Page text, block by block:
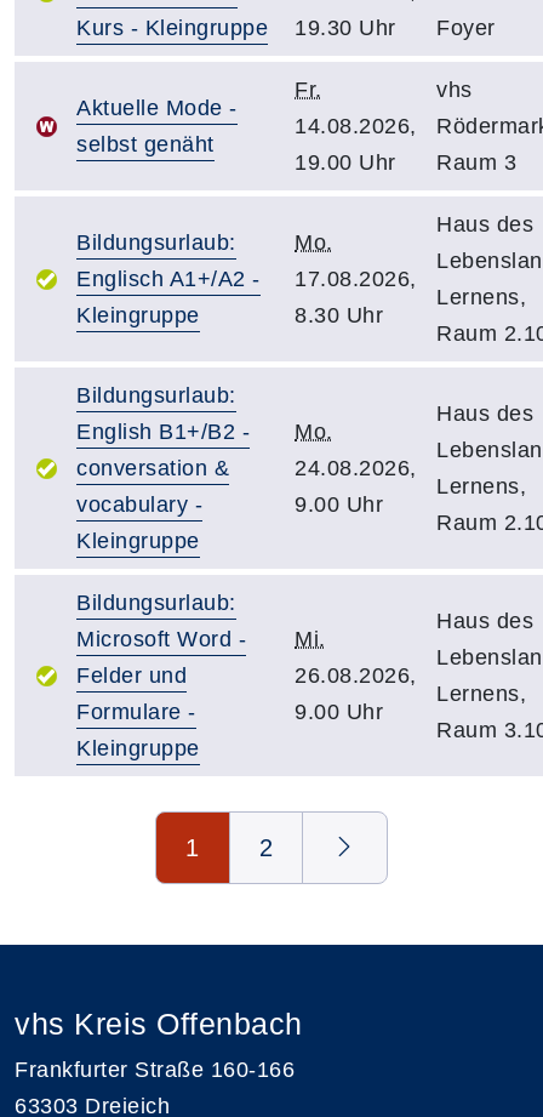
Kurs - Kleingruppe
19.30 Uhr
Foyer
Aktuelle Mode -
selbst genäht
Fr.
14.08.2026,
19.00 Uhr
vhs
Raum 3
Bildungsurlaub:
Englisch A1+/A2 -
Kleingruppe
Mo.
17.08.2026,
8.30 Uhr
Haus des
Lernens,
Raum
Bildungsurlaub:
English B1+/B2 -
conversation &
vocabulary -
Kleingruppe
Mo.
24.08.2026,
9.00 Uhr
Haus des
Lernens,
Raum
Bildungsurlaub:
Microsoft Word -
Felder und
Formulare -
Kleingruppe
Mi.
26.08.2026,
9.00 Uhr
Haus des
Lernens,
Raum
1 2
vhs Kreis Offenbach
Frankfurter Straße 160-166
63303 Dreieich